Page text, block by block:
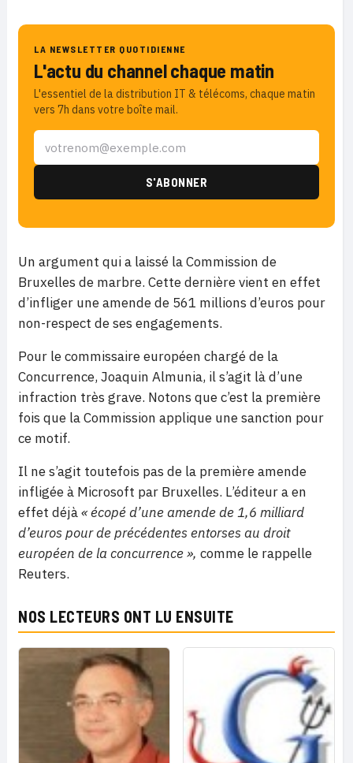
LA NEWSLETTER QUOTIDIENNE
L'actu du channel chaque matin
L'essentiel de la distribution IT & télécoms, chaque matin
vers 7h dans votre boîte mail.
Un argument qui a laissé la Commission de
Bruxelles de marbre. Cette dernière vient en effet
d’infliger une amende de 561 millions d’euros pour
non-respect de ses engagements.
Pour le commissaire européen chargé de la
Concurrence, Joaquin Almunia, il s’agit là d’une
infraction très grave. Notons que c’est la première
fois que la Commission applique une sanction pour
ce motif.
Il ne s’agit toutefois pas de la première amende
infligée à Microsoft par Bruxelles. L’éditeur a en
effet déjà« écopé d’une amende de 1,6 milliard
d’euros pour de précédentes entorses au droit
européen de la concurrence », comme le rappelle
Reuters.
NOS LECTEURS ONT LU ENSUITE